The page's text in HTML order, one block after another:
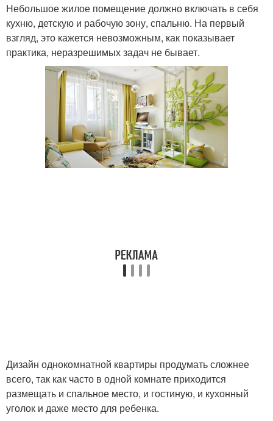
Небольшое жилое помещение должно включать в себя
кухню, детскую и рабочую зону, спальню. На первый
взгляд, это кажется невозможным, как показывает
практика, неразрешимых задач не бывает.
Дизайн однокомнатной квартиры продумать сложнее
всего, так как часто в одной комнате приходится
размещать и спальное место, и гостиную, и кухонный
уголок и даже место для ребенка.